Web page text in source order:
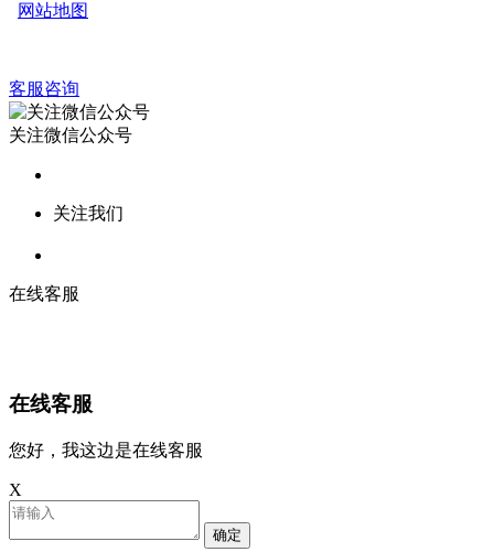
网站地图
客服咨询
关注微信公众号
关注我们
在线客服
在线客服
您好，我这边是在线客服
X
确定